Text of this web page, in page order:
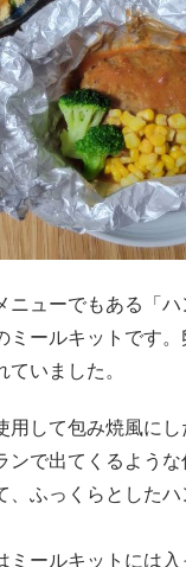
ニューでもある「
ミールキットです
ていました。
用して包み焼風に
ンで出てくるよう
、ふっくらとしたハ
ールキットには入